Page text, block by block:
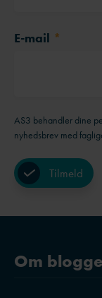
E-mail *
AS3 behandler dine
nyhedsbrev med
Om